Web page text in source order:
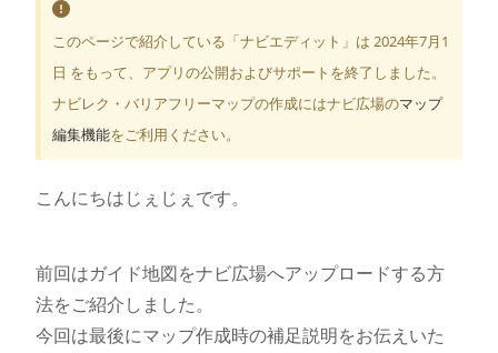
このページで紹介している「ナビエディット」は 2024年7月1
日 をもって、アプリの公開およびサポートを終了しました。
ナビレク・バリアフリーマップの作成にはナビ広場のマップ
編集機能をご利用ください。
こんにちはじぇじぇです。
前回はガイド地図をナビ広場へアップロードする方
法をご紹介しました。
今回は最後にマップ作成時の補足説明をお伝えいた